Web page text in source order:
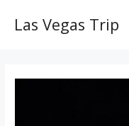
contenu
Las Vegas Trip